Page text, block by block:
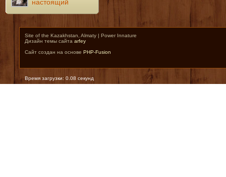
настоящий
Site of the Kazakhstan, Almaty | Power Innature
Дизайн темы сайта arfey
Сайт создан на основе PHP-Fusion
Время загрузки: 0.08 секунд